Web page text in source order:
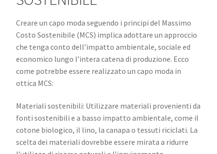
Creare un capo moda seguendo i principi del Massimo
Costo Sostenibile (MCS) implica adottare un approccio
che tenga conto dell’impatto ambientale, sociale ed
economico lungo l’intera catena di produzione. Ecco
come potrebbe essere realizzato un capo moda in
ottica MCS:
Materiali sostenibili: Utilizzare materiali provenienti da
fonti sostenibili e a basso impatto ambientale, come il
cotone biologico, il lino, la canapa o tessuti riciclati. La
scelta dei materiali dovrebbe essere mirata a ridurre